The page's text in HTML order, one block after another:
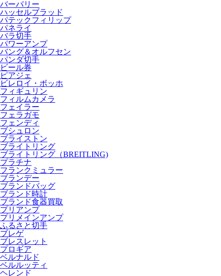
バーバリー
ハッセルブラッド
パテックフィリップ
パネライ
バラ切手
パワーアンプ
バング＆オルフセン
パンダ切手
ビール券
ピアジェ
ビレロイ・ボッホ
フィギュリン
フィルムカメラ
フェイラー
フェラガモ
フェンディ
ブシュロン
ブライストン
ブライトリング
ブライトリング（BREITLING)
プラチナ
フランクミュラー
ブランデー
ブランドバッグ
ブランド時計
ブランド食器買取
プリアンプ
プリメインアンプ
ふるさと切手
ブレゲ
ブレスレット
プロギア
ベルナルド
ベルルッティ
ヘレンド